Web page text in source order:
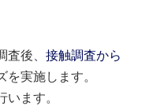
査後、接触調査から
を実施します。
ます。